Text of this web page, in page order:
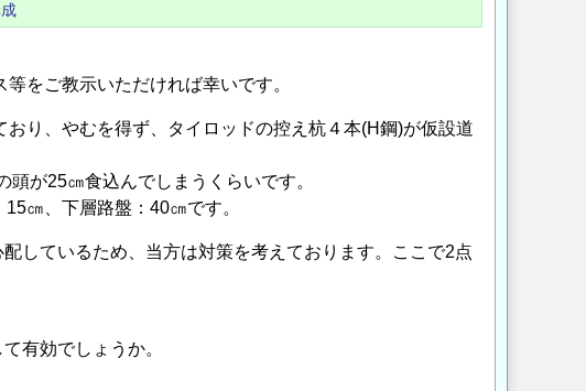
をご教示いただければ幸いです。
り、やむを得ず、タイロッドの控え杭４本(H鋼)が仮設道
が25㎝食込んでしまうくらいです。
㎝、下層路盤：40㎝です。
しているため、当方は対策を考えております。ここで2点
有効でしょうか。